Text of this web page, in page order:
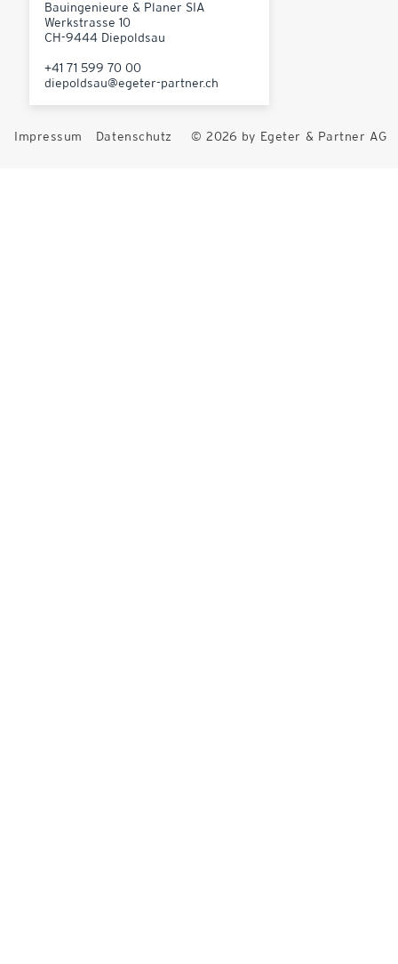
Bauingenieure & Planer SIA
Werkstrasse 10
CH-9444 Diepoldsau
+41 71 599 70 00
diepoldsau@egeter-partner.ch
Impressum Datenschutz © 2026 by Egeter & Partner AG